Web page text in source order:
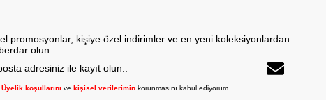
promosyonlar, kişiye özel indirimler ve en yeni koleksiyonlardan
olun.
Üyelik koşullarını ve kişisel verileriminkorunmasını kabul ediyorum.